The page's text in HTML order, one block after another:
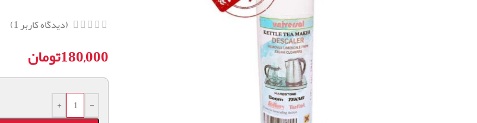
(دیدگاه کاربر1
)
180,000تومان
-
+